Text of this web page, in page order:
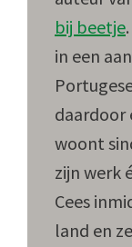
bij beetje
in een
daardoor
woont
zijn werk
Cees
land en